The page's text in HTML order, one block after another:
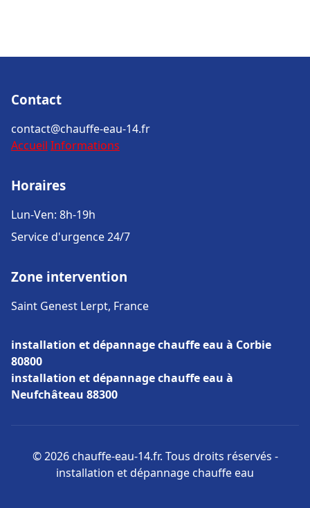
Contact
contact@chauffe-eau-14.fr
Accueil Informations
Horaires
Lun-Ven: 8h-19h
Service d'urgence 24/7
Zone intervention
Saint Genest Lerpt, France
installation et dépannage chauffe eau à Corbie
80800
installation et dépannage chauffe eau à
Neufchâteau 88300
© 2026 chauffe-eau-14.fr. Tous droits réservés -
installation et dépannage chauffe eau